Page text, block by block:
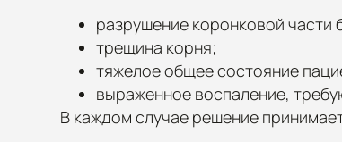
разрушение коронковой части
трещина корня;
тяжелое общее состояние
выраженное воспаление,
В каждом случае решение